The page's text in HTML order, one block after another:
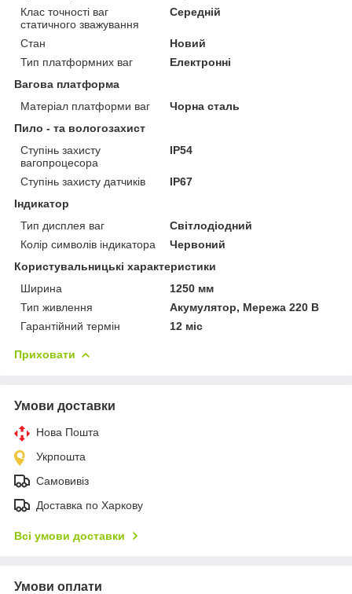
Клас точності ваг
статичного зважування
Середній
Стан
Новий
Тип платформних ваг
Електронні
Вагова платформа
Матеріал платформи ваг
Чорна сталь
Пило - та вологозахист
Ступінь захисту
вагопроцесора
IP54
Ступінь захисту датчиків
IP67
Індикатор
Тип дисплея ваг
Світлодіодний
Колір символів індикатора
Червоний
Користувальницькі характеристики
Ширина
1250 мм
Тип живлення
Акумулятор, Мережа 220 В
Гарантійний термін
12 міс
Приховати
Умови доставки
Нова Пошта
Укрпошта
Самовивіз
Доставка по Харкову
Всі умови доставки
Умови оплати